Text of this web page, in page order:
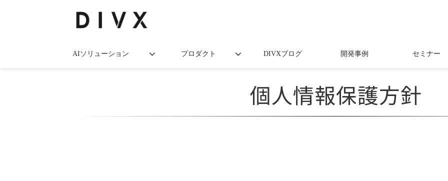
AIソリューション プロダクト DIVXブログ 開発事例 セミナー
個人情報保護方針